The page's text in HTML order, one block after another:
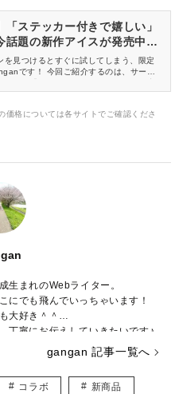
「ステッカー付きで嬉しい」
話題の新作アイスが発売中♡
を見つけるとすぐに試してしまう、限定
です！ 今回ご紹介するのは、サーテ
食べてみたので、気になる味をレビュー
格については各サイトでご確認くださ
生まれのWebライター。
にでも飛んでいっちゃいます！
大好き＾＾
丁寧にお伝えしていきたいです♪
gangan 記事一覧へ
コラボ 新商品